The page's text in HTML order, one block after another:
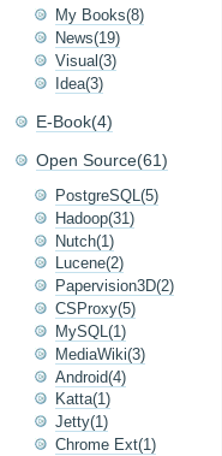
My Books(8)
News(19)
Visual(3)
Idea(3)
E-Book(4)
Open Source(61)
PostgreSQL(5)
Hadoop(31)
Nutch(1)
Lucene(2)
Papervision3D(2)
CSProxy(5)
MySQL(1)
MediaWiki(3)
Android(4)
Katta(1)
Jetty(1)
Chrome Ext(1)